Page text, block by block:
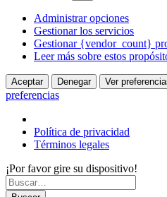
Administrar opciones
Gestionar los servicios
Gestionar {vendor_count}
Leer más sobre estos
Aceptar Denegar Ver
preferencias
Política de privacidad
Términos legales
¡Por favor gire su dispositivo!
Skip
to
Buscar
por: